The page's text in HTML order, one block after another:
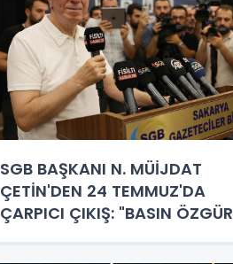
SGB BAŞKANI N. MÜİJDAT
ÇETİN'DEN 24 TEMMUZ'DA
ÇARPICI ÇIKIŞ: "BASIN ÖZGÜR